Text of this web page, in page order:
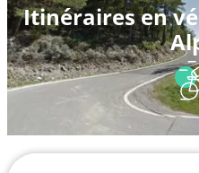
Itinéraires en